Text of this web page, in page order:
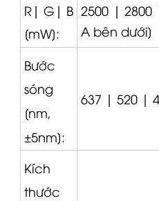
R| G| B
[mW]:
2500 |2800
A bên dưới]
Bước
sóng
[nm,
±5nm]:
637 | 520 |
Kích
thước